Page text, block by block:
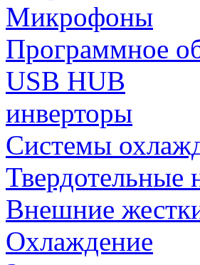
Микрофоны
Программное
USB HUB
инверторы
Системы
Твердотельные
Внешние
Охлаждение